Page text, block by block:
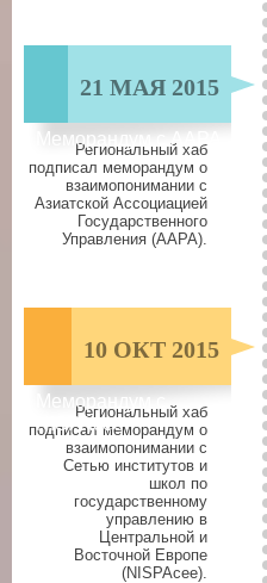
21 МАЯ 2015
Меморандум с AAPA
Региональный хаб
подписал меморандум о
взаимопонимании с
Азиатской Ассоциацией
Государственного
Управления (AAPA).
10 ОКТ 2015
Меморандум с
NISPAcee
Региональный хаб
подписал меморандум о
взаимопонимании с
Сетью институтов и
школ по
государственному
управлению в
Центральной и
Восточной Европе
(NISPAcee).